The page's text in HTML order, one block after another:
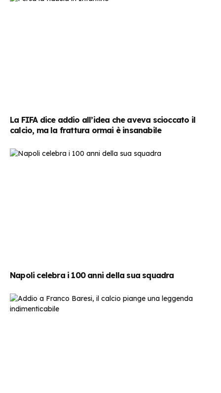
La FIFA dice addio all’idea che aveva scioccato il
calcio, ma la frattura ormai è insanabile
Napoli celebra i 100 anni della sua squadra